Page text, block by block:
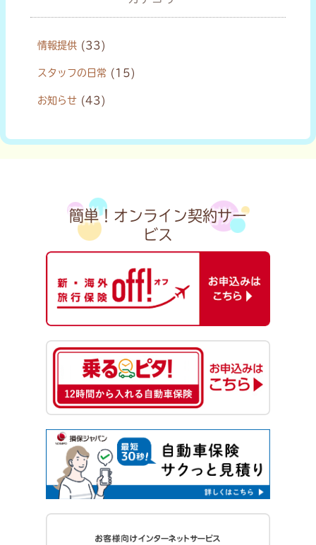
情報提供 (33)
スタッフの日常 (15)
お知らせ (43)
簡単！オンライン契約サー
ビス